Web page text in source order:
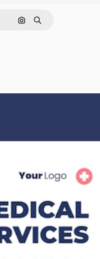
Поиск по изображению
Поиск